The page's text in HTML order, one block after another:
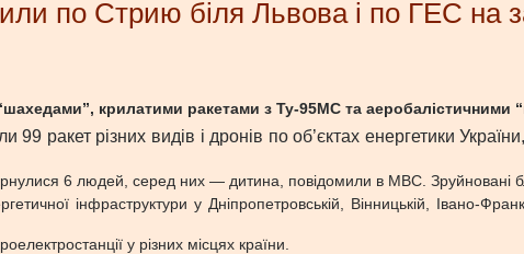
по Стрию біля Львова і по ГЕС на
крилатими ракетами з Ту-95МС та аеробалістичними
ракет різних видів і дронів по об’єктах енергетики
6 людей, серед них — дитина, повідомили в МВС. Зруйновані
інфраструктури у Дніпропетровській, Вінницькій, Івано-
у різних місцях країни.